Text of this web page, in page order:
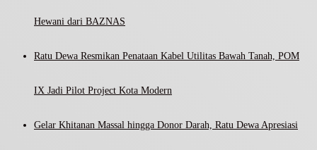
Hewani dari BAZNAS
Ratu Dewa Resmikan Penataan Kabel Utilitas Bawah Tanah, POM
IX Jadi Pilot Project Kota Modern
Gelar Khitanan Massal hingga Donor Darah, Ratu Dewa Apresiasi